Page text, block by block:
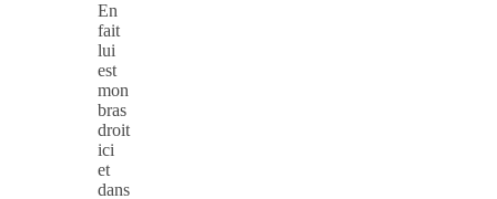
En
fait
lui
est
mon
bras
droit
ici
et
dans